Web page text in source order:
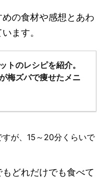
の食材や感想とあわ
ます。
トのレシピを紹介。
梅ズバで痩せたメニ
が、15～20分くらいで
どれだけでも食べて